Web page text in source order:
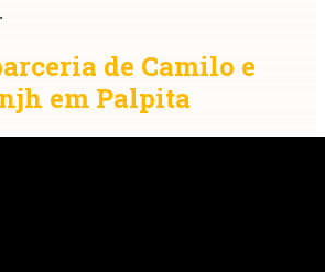
de Camilo e
em Palpita